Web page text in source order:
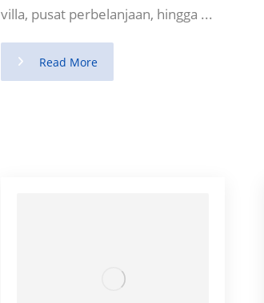
villa, pusat perbelanjaan, hingga ...
Read More